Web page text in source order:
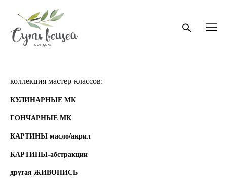
коллекция мастер-классов:
КУЛИНАРНЫЕ МК
ГОНЧАРНЫЕ МК
КАРТИНЫ масло/акрил
КАРТИНЫ-абстракции
другая ЖИВОПИСЬ